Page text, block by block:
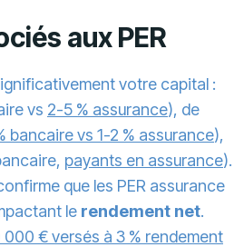
aux PER
votre capital :
vs 2-5 % assurance), de
bancaire vs 1-2 % assurance),
payants en assurance).
que les PER assurance
le rendement net.
000 € versés à 3 % rendement